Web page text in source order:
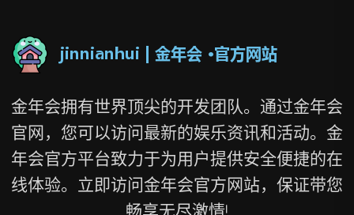
金年会拥有世界顶尖的开发团队。通过金年会
官网，您可以访问最新的娱乐资讯和活动。金
年会官方平台致力于为用户提供安全便捷的在
线体验。立即访问金年会官方网站，保证带您
畅享无尽激情!